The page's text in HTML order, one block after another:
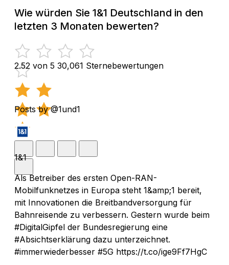
Wie würden Sie 1&1 Deutschland in den
letzten 3 Monaten bewerten?
2.52 von 5 30,061 Sternebewertungen
Posts by @1und1
1&1
Als Betreiber des ersten Open-RAN-
Mobilfunknetzes in Europa steht 1&amp;1 bereit,
mit Innovationen die Breitbandversorgung für
Bahnreisende zu verbessern. Gestern wurde beim
#DigitalGipfel der Bundesregierung eine
#Absichtserklärung dazu unterzeichnet.
#immerwiederbesser #5G https://t.co/ige9Ff7HgC